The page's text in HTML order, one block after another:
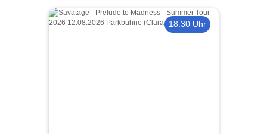
18:30 Uhr